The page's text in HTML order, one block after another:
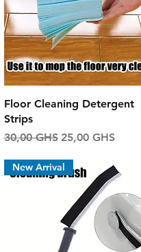
Aperçu rapide
Floor Cleaning Detergent
Strips
Prix original
30,00 GHS Prix
25,00 GHS
New Arrival